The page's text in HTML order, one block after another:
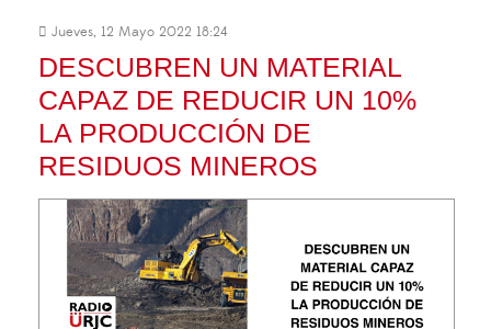
Jueves, 12 Mayo 2022 18:24
DESCUBREN UN MATERIAL
CAPAZ DE REDUCIR UN 10%
LA PRODUCCIÓN DE
RESIDUOS MINEROS